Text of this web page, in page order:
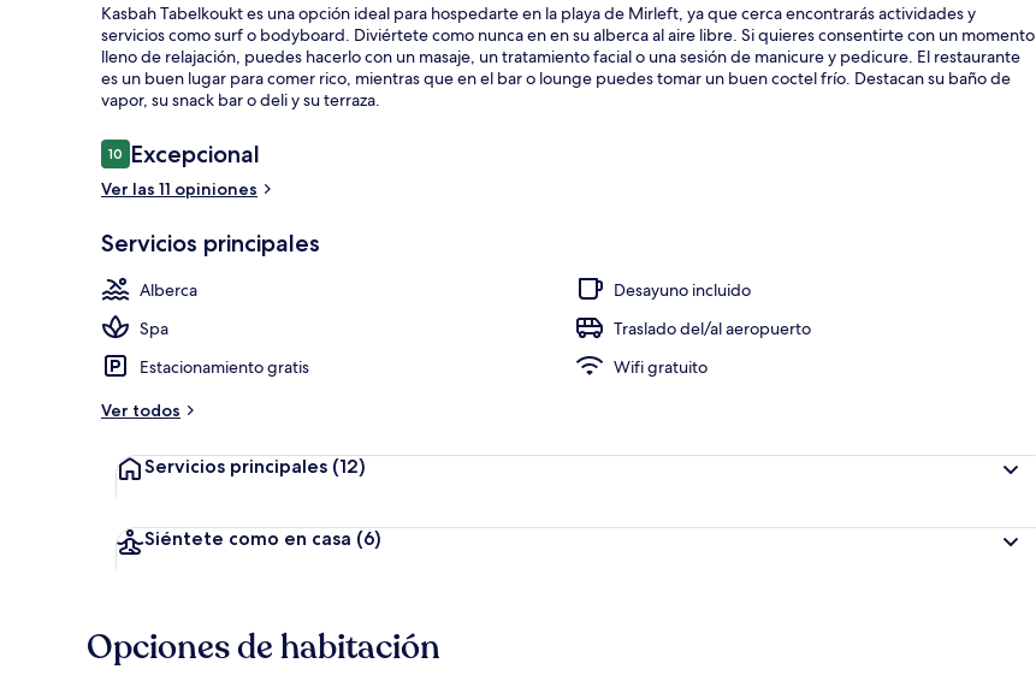
Exterior
Kasbah Tabelkoukt es una opción ideal para hospedarte en la playa de Mirleft, ya que cerca encontrarás actividades y
servicios como surf o bodyboard. Diviértete como nunca en en su alberca al aire libre. Si quieres consentirte con un momento
lleno de relajación, puedes hacerlo con un masaje, un tratamiento facial o una sesión de manicure y pedicure. El restaurante
es un buen lugar para comer rico, mientras que en el bar o lounge puedes tomar un buen coctel frío. Destacan su baño de
vapor, su snack bar o deli y su terraza.
Opiniones
1010 de 10,
Excepcional
Ver las 11 opiniones
Servicios principales
Alberca
Desayuno incluido
Spa
Traslado del/al aeropuerto
Estacionamiento gratis
Wifi gratuito
Ver todos
Servicios principales (12)
Siéntete como en casa (6)
Opciones de habitación